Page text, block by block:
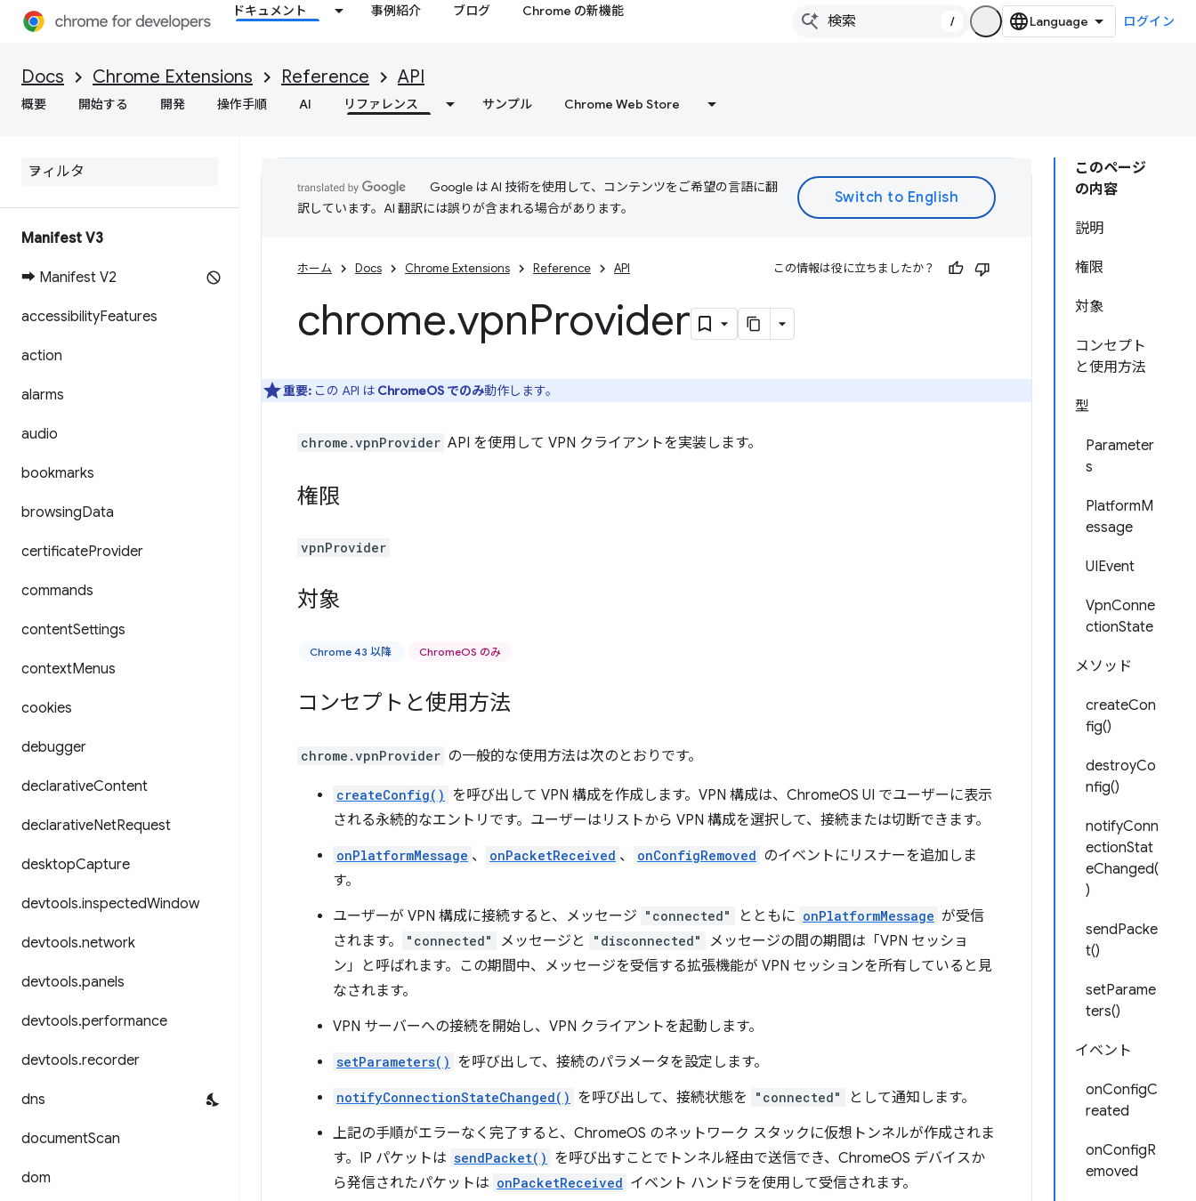
ドキュメント 事例紹介 ブログ Chrome の新機能
/ ログイン
Docs Chrome Extensions Reference API
概要 開始する 開発 操作手順 AI リファレンス サンプル Chrome Web Store
Manifest V3
➡ Manifest V2
accessibilityFeatures
action
alarms
audio
bookmarks
browsingData
certificateProvider
commands
contentSettings
contextMenus
cookies
debugger
declarativeContent
declarativeNetRequest
desktopCapture
devtools.inspectedWindow
devtools.network
devtools.panels
devtools.performance
devtools.recorder
dns
documentScan
dom
このページ
の内容
説明
権限
対象
コンセプト
と使用方法
型
Parameter
s
PlatformM
essage
UIEvent
VpnConne
ctionState
メソッド
createCon
fig()
destroyCo
nfig()
notifyConn
ectionStat
eChanged(
)
sendPacke
t()
setParame
ters()
イベント
onConfigC
reated
onConfigR
emoved
Google は AI 技術を使用して、コンテンツをご希望の言語に翻
訳しています。AI 翻訳には誤りが含まれる場合があります。
ホーム Docs Chrome Extensions Reference API この情報は役に立ちましたか？
chrome.vpnProvider
重要: この API は ChromeOS でのみ動作します。
chrome.vpnProvider API を使用して VPN クライアントを実装します。
権限
vpnProvider
対象
Chrome 43 以降 ChromeOS のみ
コンセプトと使用方法
chrome.vpnProvider の一般的な使用方法は次のとおりです。
createConfig() を呼び出して VPN 構成を作成します。VPN 構成は、ChromeOS UI でユーザーに表示
される永続的なエントリです。ユーザーはリストから VPN 構成を選択して、接続または切断できます。
onPlatformMessage 、 onPacketReceived 、 onConfigRemoved のイベントにリスナーを追加しま
す。
ユーザーが VPN 構成に接続すると、メッセージ "connected" とともに onPlatformMessage が受信
されます。
"connected" メッセージと "disconnected"
メッセージの間の期間は「VPN セッショ
ン」と呼ばれます。この期間中、メッセージを受信する拡張機能が VPN セッションを所有していると見
なされます。
VPN サーバーへの接続を開始し、VPN クライアントを起動します。
setParameters() を呼び出して、接続のパラメータを設定します。
notifyConnectionStateChanged() を呼び出して、接続状態を "connected"
として通知します。
上記の手順がエラーなく完了すると、ChromeOS のネットワーク スタックに仮想トンネルが作成されま
す。IP パケットは sendPacket() を呼び出すことでトンネル経由で送信でき、ChromeOS デバイスか
ら発信されたパケットは onPacketReceived イベント ハンドラを使用して受信されます。